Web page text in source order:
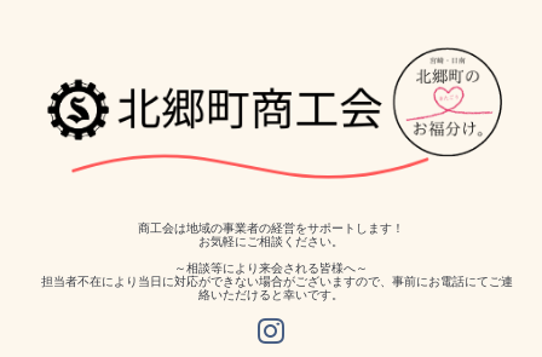
商工会は地域の事業者の経営をサポートします！
お気軽にご相談ください。
～相談等により来会される皆様へ～
担当者不在により当日に対応ができない場合がございますので、事前にお電話にてご連
絡いただけると幸いです。